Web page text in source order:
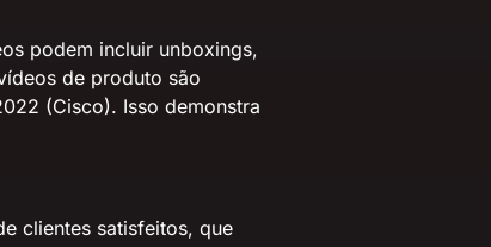
podem incluir unboxings,
de produto são
(Cisco). Isso demonstra
clientes satisfeitos, que